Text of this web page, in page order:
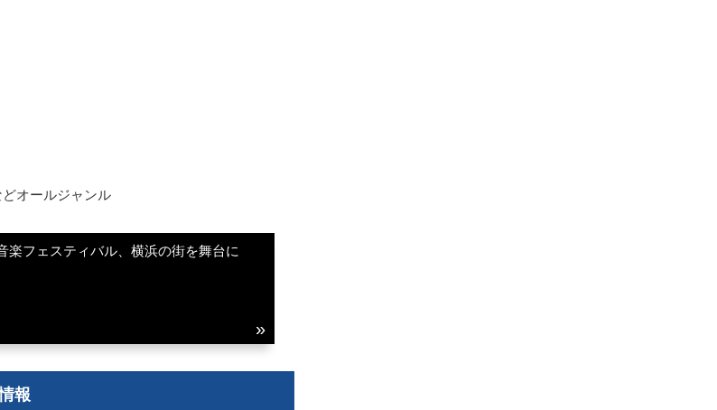
オールジャンル
楽フェスティバル、横浜の街を舞台に
報